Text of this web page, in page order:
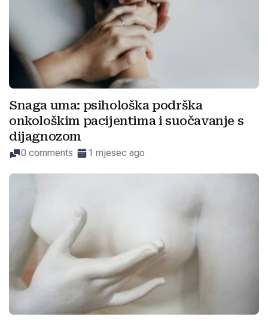
Snaga uma: psihološka podrška
onkološkim pacijentima i suočavanje s
dijagnozom
0 comments 1 mjesec ago